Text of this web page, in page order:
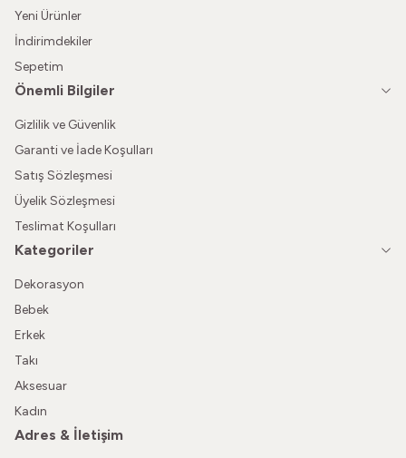
Yeni Ürünler
İndirimdekiler
Sepetim
Önemli Bilgiler
Gizlilik ve Güvenlik
Garanti ve İade Koşulları
Satış Sözleşmesi
Üyelik Sözleşmesi
Teslimat Koşulları
Kategoriler
Dekorasyon
Bebek
Erkek
Takı
Aksesuar
Kadın
Adres & İletişim